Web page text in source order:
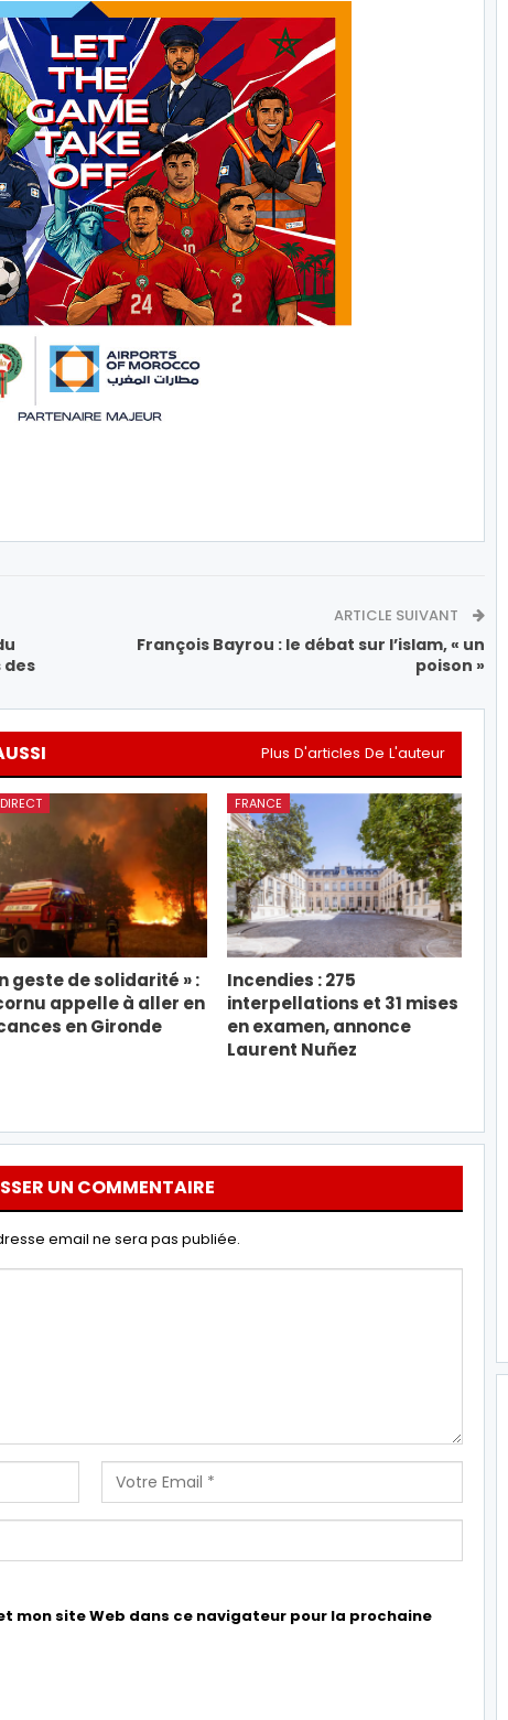
des
ARTICLE SUIVANT
François Bayrou : le débat sur l’islam, « un
poison »
Plus D'articles De L'auteur
geste de solidarité » :
appelle à aller en
en Gironde
FRANCE
Incendies : 275
interpellations et 31 mises
en examen, annonce
Laurent Nuñez
UN COMMENTAIRE
email ne sera pas publiée.
mon site Web dans ce navigateur pour la prochaine